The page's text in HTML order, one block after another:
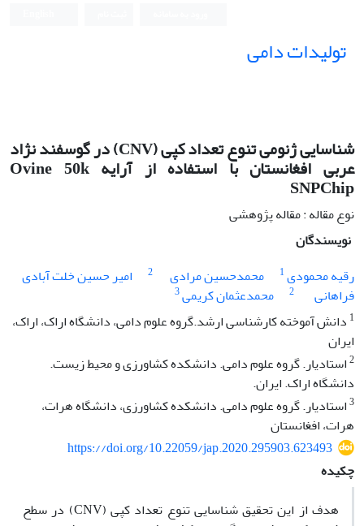
تولیدات دامی
شناسایی ژنومی تنوع تعداد کپی (CNV) در گوسفند نژاد
عربی افغانستان با استفاده از آرایه Ovine 50k
SNPChip
نوع مقاله : مقاله پژوهشی
نویسندگان
رقیه محمودی1 محمدحسین مرادی 2
امیر حسین خلت آبادی
فراهانی
2 محمدعثمان کریمی3
1 دانش آموخته کارشناسی ارشد.گروه علوم دامی، دانشگاه اراک، اراک،
ایران
2استادیار. گروه علوم دامی. دانشکده کشاورزی و محیط زیست.
دانشگاه اراک. ایران.
3استادیار. گروه علوم دامی. دانشکده کشاورزی، دانشگاه هرات،
هرات، افغانستان
https://doi.org/10.22059/jap.2020.295903.623493
چکیده
هدف از این تحقیق شناسایی تنوع تعداد کپی (CNV) در سطح